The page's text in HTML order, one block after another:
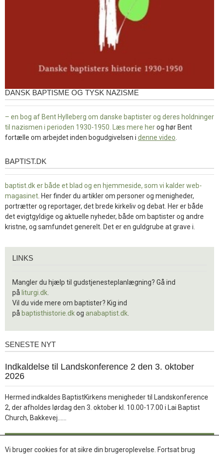
DANSK BAPTISME OG TYSK NAZISME
– en bog af Bent Hylleberg om danske baptister og deres holdninger
til nazismen i perioden 1930-1950. Læs mere herog hør Bent
fortælle om arbejdet inden bogudgivelsen i denne video
baptist.dk
BAPTIST.DK
baptist.dk er både et blad og en hjemmeside, som vi kalder web-
magasinet . Her finder du artikler om personer og menigheder,
portrætter og reportager, det brede kirkeliv og debat. Her er både
det evigtgyldige og aktuelle nyheder, både om baptister og andre
kristne, og samfundet generelt. Det er en guldgrube at grave i.
LINKS
Mangler du hjælp til gudstjenesteplanlægning? Gå ind
på liturgi.dk
Vil du vide mere om baptister? Kig ind
på baptisthistorie.dkog anabaptist.dk
Seneste
SENESTE NYT
1.
jul.
Indkaldelse til Landskonference 2 den 3. oktober
2026
Hermed indkaldes BaptistKirkens menigheder til Landskonference
2, der afholdes lørdag den 3. oktober kl. 10.00-17.00 i Lai Baptist
Church, Bakkevej……
Læs mere
Vi bruger cookies for at sikre din brugeroplevelse. Fortsat brug